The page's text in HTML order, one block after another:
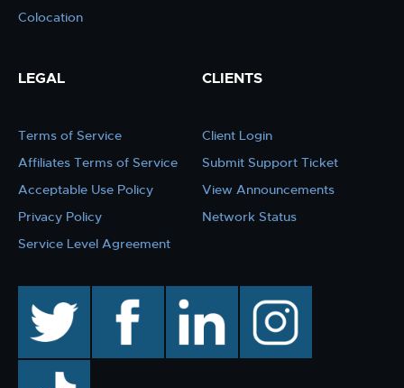
Colocation
LEGAL
Terms of Service
Affiliates Terms of Service
Acceptable Use Policy
Privacy Policy
Service Level Agreement
CLIENTS
Client Login
Submit Support Ticket
View Announcements
Network Status
facebook linkedin instagram
TikTok